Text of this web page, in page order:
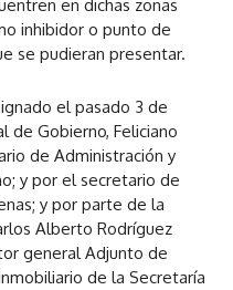
en dichas zonas
inhibidor o punto de
se pudieran presentar.
el pasado 3 de
de Gobierno, Feliciano
de Administración y
y por el secretario de
y por parte de la
Alberto Rodríguez
general Adjunto de
de la Secretaría